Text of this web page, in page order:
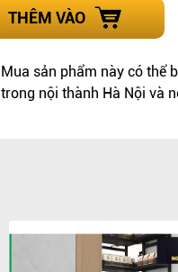
THÊM VÀO
Mua sản phẩm này có thể
trong nội thành Hà Nội và